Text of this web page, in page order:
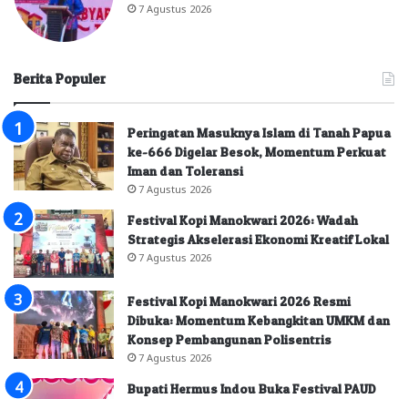
7 Agustus 2026
Berita Populer
Peringatan Masuknya Islam di Tanah Papua
ke-666 Digelar Besok, Momentum Perkuat
Iman dan Toleransi
7 Agustus 2026
Festival Kopi Manokwari 2026: Wadah
Strategis Akselerasi Ekonomi Kreatif Lokal
7 Agustus 2026
Festival Kopi Manokwari 2026 Resmi
Dibuka: Momentum Kebangkitan UMKM dan
Konsep Pembangunan Polisentris
7 Agustus 2026
Bupati Hermus Indou Buka Festival PAUD